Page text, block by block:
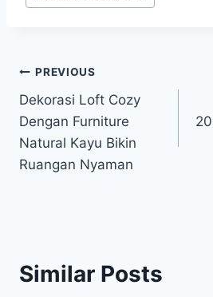
Post
navigation
PREVIOUS
Dekorasi Loft Cozy
Dengan Furniture
Natural Kayu Bikin
Ruangan Nyaman
Similar Posts